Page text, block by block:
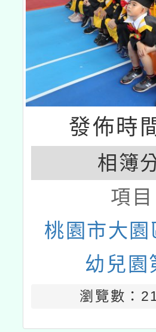
發佈時
相簿
項目
桃園市大
幼兒園
瀏覽數：